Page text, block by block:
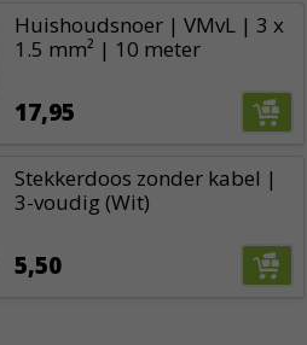
Huishoudsnoer | VMvL | 3 x
1.5 mm² | 10 meter
17,95
Stekkerdoos zonder kabel |
3-voudig (Wit)
5,50